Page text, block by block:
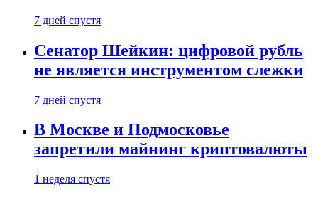
7 дней спустя
Сенатор Шейкин: цифровой рубль
не является инструментом слежки
7 дней спустя
В Москве и Подмосковье
запретили майнинг криптовалюты
1 неделя спустя